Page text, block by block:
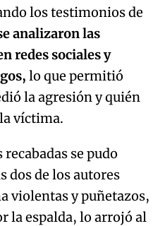
los testimonios de
analizaron las
redes sociales y
lo que permitió
la agresión y quién
víctima.
se pudo
dos de los autores
violentas y puñetazos,
la espalda, lo arrojó al